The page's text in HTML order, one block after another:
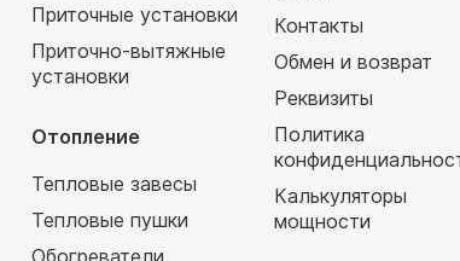
Приточные установки
Приточно-вытяжные
установки
Отопление
Тепловые завесы
Тепловые пушки
Обогреватели
Контакты
Обмен и возврат
Реквизиты
Политика
Калькуляторы
мощности